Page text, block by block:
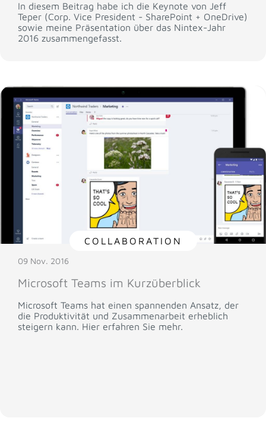
In diesem Beitrag habe ich die Keynote von Jeff
Teper (Corp. Vice President - SharePoint + OneDrive)
sowie meine Präsentation über das Nintex-Jahr
2016 zusammengefasst.
COLLABORATION
09 Nov. 2016
Microsoft Teams im Kurzüberblick
Microsoft Teams hat einen spannenden Ansatz, der
die Produktivität und Zusammenarbeit erheblich
steigern kann. Hier erfahren Sie mehr.